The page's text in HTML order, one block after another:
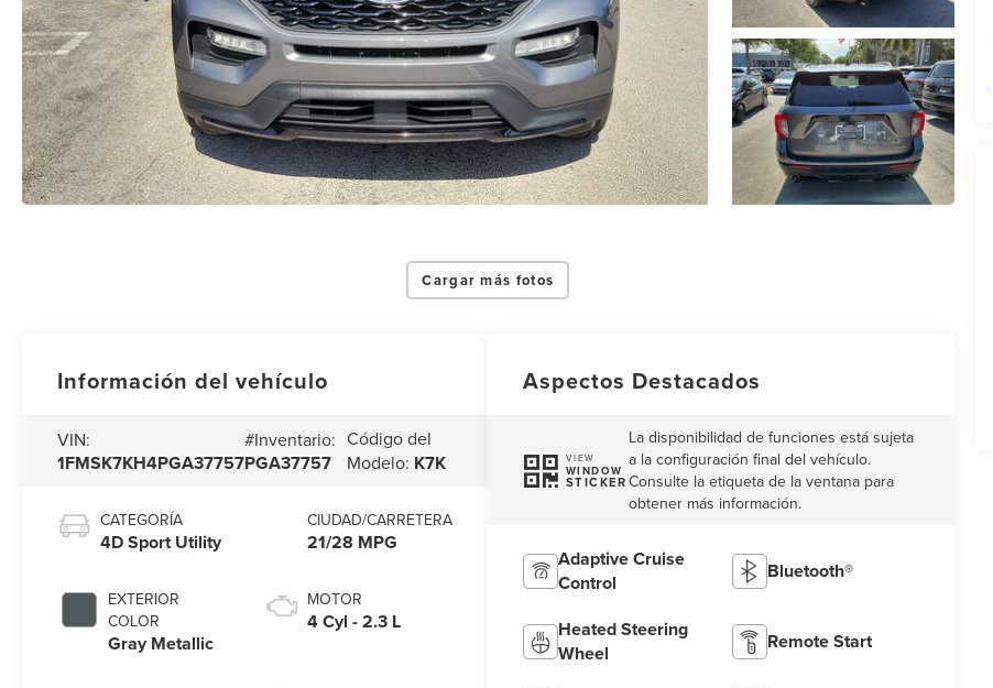
Cargar más fotos
Información del vehículo
VIN:
1FMSK7KH4PGA37757
#Inventario:
PGA37757
Código del
Modelo: K7K
CATEGORÍA
4D Sport Utility
EXTERIOR
COLOR
Gray Metallic
CIUDAD/CARRETERA
21/28 MPG
MOTOR
4 Cyl - 2.3 L
Aspectos Destacados
VIEW
WINDOW
STICKER
La disponibilidad de funciones está sujeta
a la configuración final del vehículo.
Consulte la etiqueta de la ventana para
obtener más información.
Adaptive Cruise
Control
Bluetooth®
Heated Steering
Wheel
Remote Start